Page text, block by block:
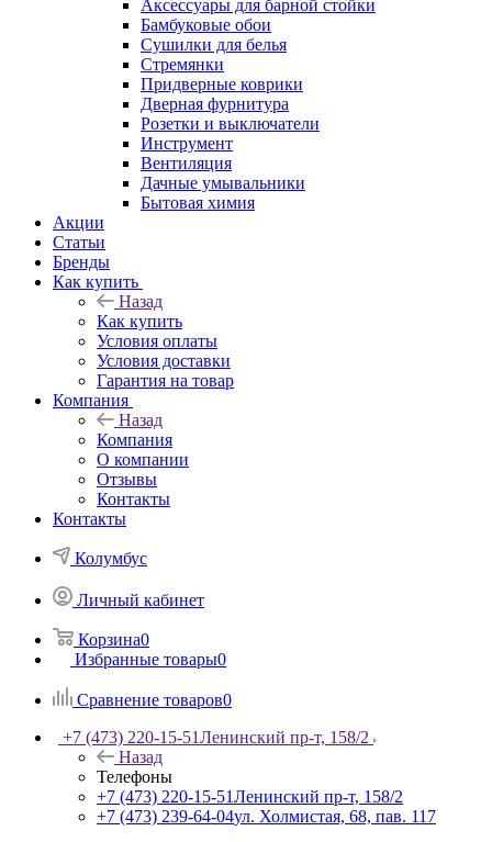
Аксессуары для барной стойки
Бамбуковые обои
Сушилки для белья
Стремянки
Придверные коврики
Дверная фурнитура
Розетки и выключатели
Инструмент
Вентиляция
Дачные умывальники
Бытовая химия
Акции
Статьи
Бренды
Как купить
Назад
Как купить
Условия оплаты
Условия доставки
Гарантия на товар
Компания
Назад
Компания
О компании
Отзывы
Контакты
Контакты
Колумбус
Личный кабинет
Корзина0
Избранные товары0
Сравнение товаров0
+7 (473) 220-15-51Ленинский пр-т, 158/2
Назад
Телефоны
+7 (473) 220-15-51Ленинский пр-т, 158/2
+7 (473) 239-64-04ул. Холмистая, 68, пав. 117